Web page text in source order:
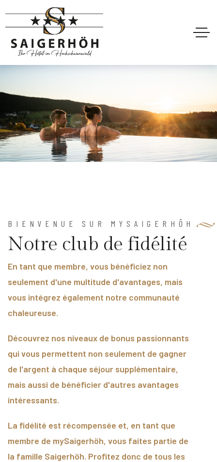
BIENVENUE SUR MYSAIGERHÖH
Notre club de fidélité
En tant que membre, vous bénéficiez non
seulement d'une multitude d'avantages, mais
vous intégrez également notre communauté
chaleureuse.
Découvrez nos niveaux de bonus passionnants
qui vous permettent non seulement de gagner
de l'argent à chaque séjour supplémentaire,
mais aussi de bénéficier d'autres avantages
intéressants.
La fidélité est récompensée et, en tant que
membre de mySaigerhöh, vous faites partie de
la famille Saigerhöh. Profitez donc de tous les